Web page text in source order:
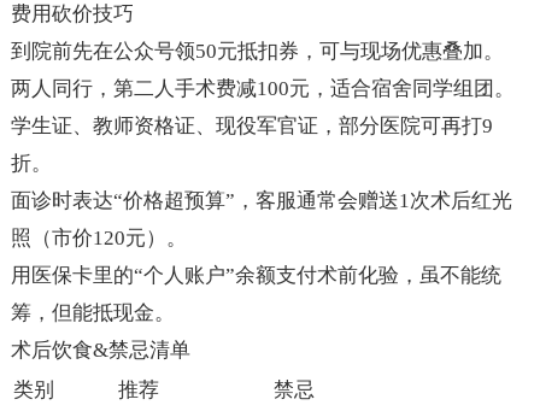
费用砍价技巧
到院前先在公众号领50元抵扣券，可与现场优惠叠加。
两人同行，第二人手术费减100元，适合宿舍同学组团。
学生证、教师资格证、现役军官证，部分医院可再打9
折。
面诊时表达“价格超预算”，客服通常会赠送1次术后红光
照（市价120元）。
用医保卡里的“个人账户”余额支付术前化验，虽不能统
筹，但能抵现金。
术后饮食&禁忌清单
类别
推荐
禁忌